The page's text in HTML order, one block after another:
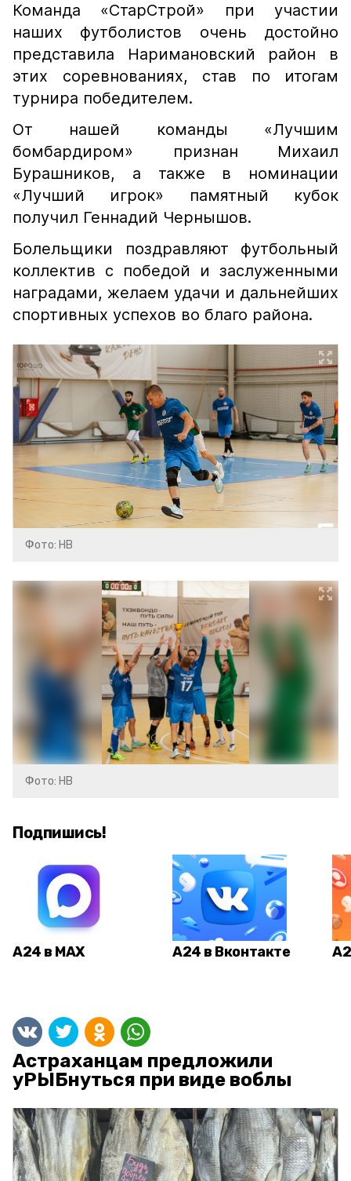
Команда «СтарСтрой» при участии
наших футболистов очень достойно
представила Наримановский район в
этих соревнованиях, став по итогам
турнира победителем.
От нашей команды «Лучшим
бомбардиром» признан Михаил
Бурашников, а также в номинации
«Лучший игрок» памятный кубок
получил Геннадий Чернышов.
Болельщики поздравляют футбольный
коллектив с победой и заслуженными
наградами, желаем удачи и дальнейших
спортивных успехов во благо района.
Фото: НВ
Фото: НВ
Подпишись!
А24 в MAX А24 в Вконтакте
Астраханцам предложили
уРЫБнуться при виде воблы